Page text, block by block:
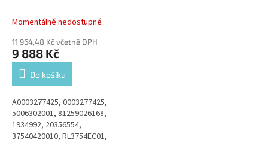
Momentálně nedostupné
11 964,48 Kč včetně DPH
9 888 Kč
Do košíku
A0003277425, 0003277425,
5006302001, 81259026168,
1934992, 20356554,
37540420010, RL3754EC01,